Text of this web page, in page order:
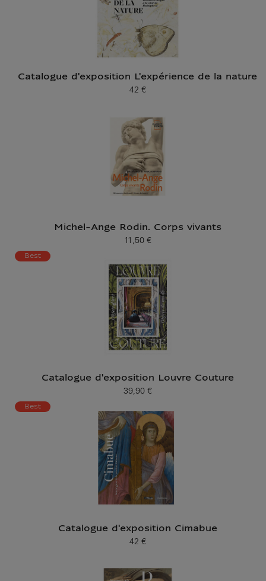
Catalogue d'exposition L'expérience de la nature
Prix ​​actuel
42 €
Michel-Ange Rodin. Corps vivants
Prix ​​actuel
11,50 €
Best
Catalogue d'exposition Louvre Couture
Prix ​​actuel
39,90 €
Best
Catalogue d'exposition Cimabue
Prix ​​actuel
42 €